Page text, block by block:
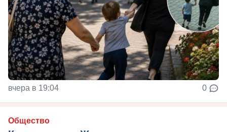
вчера в 19:04 0
Общество